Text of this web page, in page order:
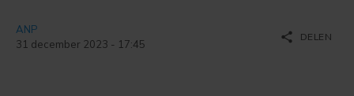
ANP
31 december 2023 - 17:45
share DELEN